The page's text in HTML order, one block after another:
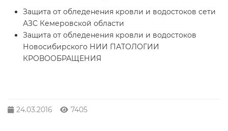
Защита от обледенения кровли и водостоков сети
АЗС Кемеровской области
Защита от обледенения кровли и водостоков
Новосибирского НИИ ПАТОЛОГИИ
КРОВООБРАЩЕНИЯ
24.03.2016 7405